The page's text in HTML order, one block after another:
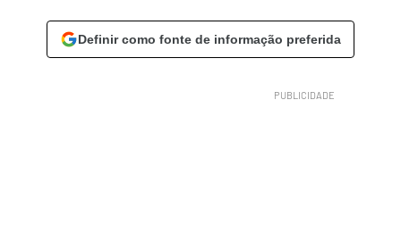
Definir como fonte de informação preferida